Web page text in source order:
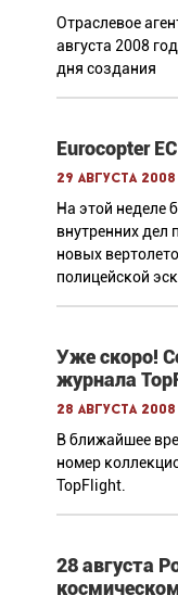
Отраслевое
августа 2008
дня создания
Eurocopter
29 августа 2008
На этой неделе
внутренних дел
новых
полицейской
Уже скоро!
журнала
28 августа 2008
В ближайшее
номер
TopFlight.
28 августа